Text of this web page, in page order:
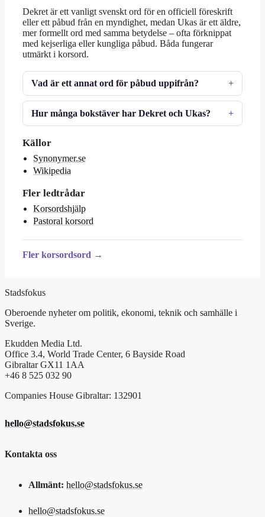
Dekret är ett vanligt svenskt ord för en officiell föreskrift
eller ett påbud från en myndighet, medan Ukas är ett äldre,
mer formellt ord med samma betydelse – ofta förknippat
med kejserliga eller kungliga påbud. Båda fungerar
utmärkt i korsord.
Vad är ett annat ord för påbud uppifrån?
Hur många bokstäver har Dekret och Ukas?
Källor
Synonymer.se
Wikipedia
Fler ledtrådar
Korsordshjälp
Pastoral korsord
Fler korsordsord →
Stadsfokus
Oberoende nyheter om politik, ekonomi, teknik och samhälle i
Sverige.
Ekudden Media Ltd.
Office 3.4, World Trade Center, 6 Bayside Road
Gibraltar GX11 1AA
+46 8 525 032 90
Companies House Gibraltar: 132901
hello@stadsfokus.se
Kontakta oss
Allmänt: hello@stadsfokus.se
hello@stadsfokus.se